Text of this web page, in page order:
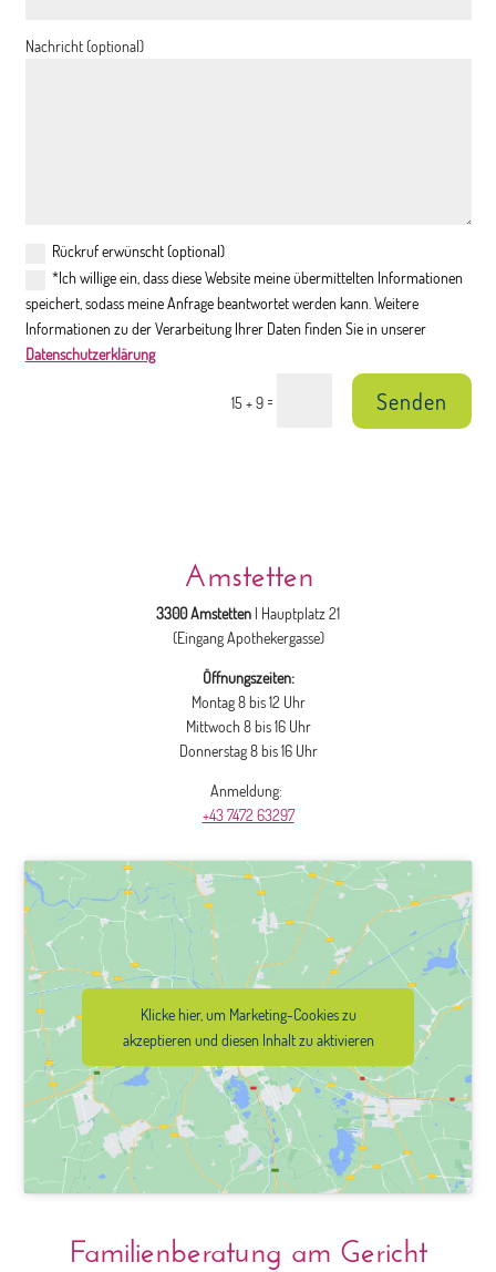
Nachricht (optional)
Rückruf erwünscht (optional)
*Ich willige ein, dass diese Website meine übermittelten Informationen
speichert, sodass meine Anfrage beantwortet werden kann. Weitere
Informationen zu der Verarbeitung Ihrer Daten finden Sie in unserer
Datenschutzerklärung
15 + 9= Senden
Amstetten
3300 Amstetten | Hauptplatz 21
(Eingang Apothekergasse)
Öffnungszeiten:
Montag 8 bis 12 Uhr
Mittwoch 8 bis 16 Uhr
Donnerstag 8 bis 16 Uhr
Anmeldung:
+43 7472 63297
Klicke hier, um Marketing-Cookies zu
akzeptieren und diesen Inhalt zu aktivieren
Familienberatung am Gericht